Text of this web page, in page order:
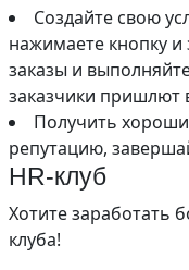
Создайте свою
нажимаете кнопку
заказы и
заказчики пришлют
Получить
репутацию,
HR-клуб
Хотите заработать
клуба!